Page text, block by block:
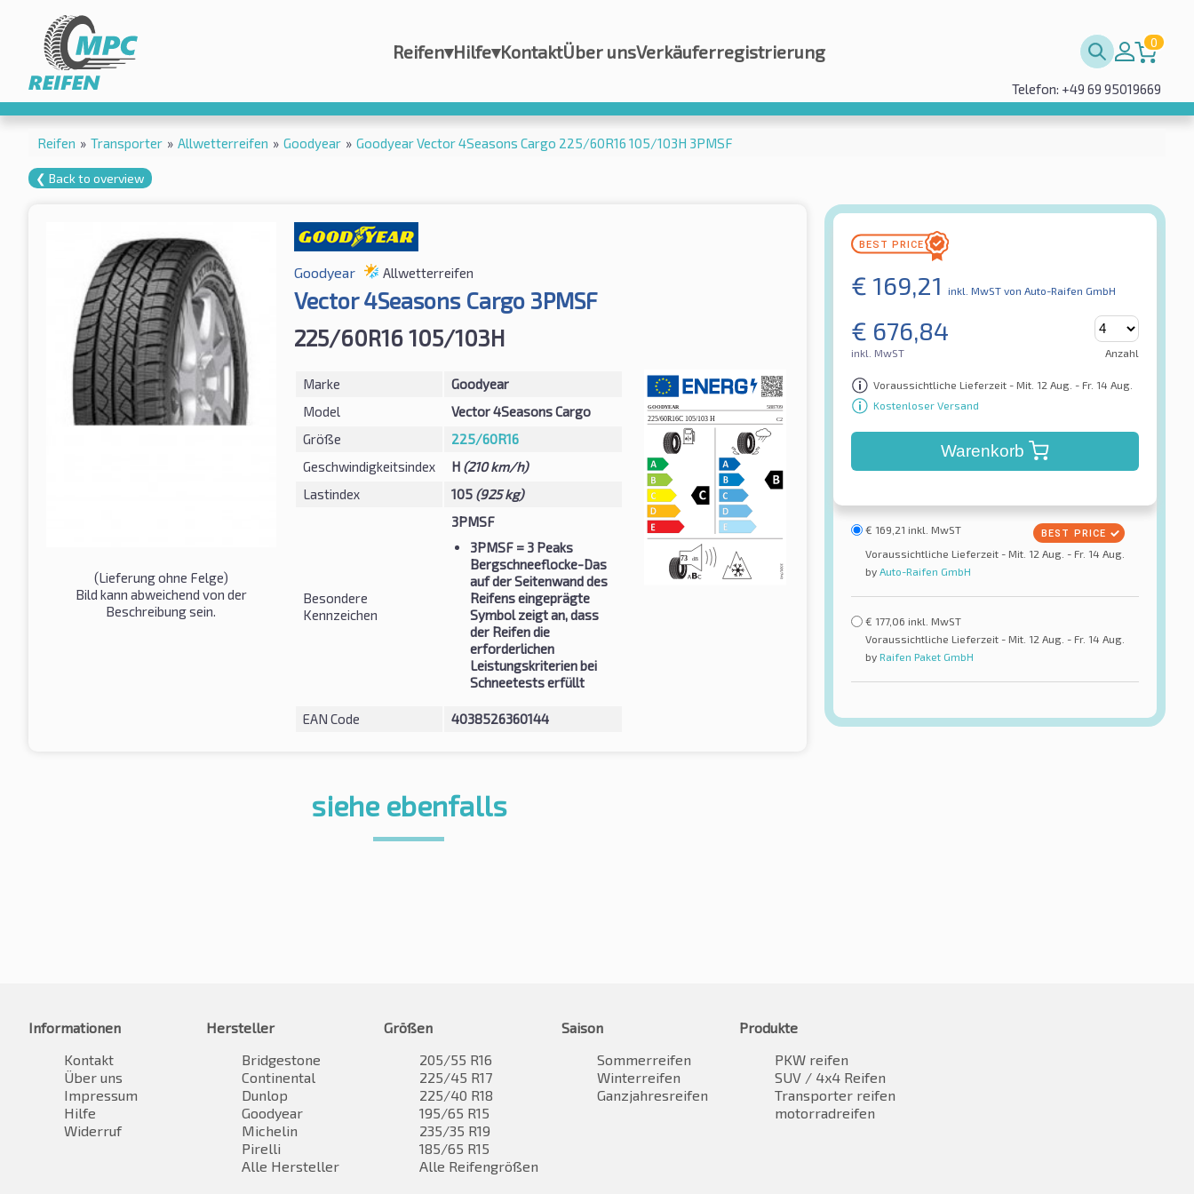
Reifen▾Hilfe▾KontaktÜber unsVerkäuferregistrierung 0
Telefon: +49 69 95019669
Reifen » Transporter » Allwetterreifen » Goodyear » Goodyear Vector 4Seasons Cargo 225/60R16 105/103H 3PMSF
❮ Back to overview
(Lieferung ohne Felge)
Bild kann abweichend von der
Beschreibung sein.
Goodyear Allwetterreifen
Vector 4Seasons Cargo 3PMSF
225/60R16 105/103H
Marke
Goodyear
Model
Vector 4Seasons Cargo
Größe
225/60R16
Geschwindigkeitsindex
H (210 km/h)
Lastindex
105 (925 kg)
Besondere
Kennzeichen
3PMSF
3PMSF= 3 Peaks
Bergschneeflocke-Das
auf der Seitenwand des
Reifens eingeprägte
Symbol zeigt an, dass
der Reifen die
erforderlichen
Leistungskriterien bei
Schneetests erfüllt
EAN Code 4038526360144
€ 169,21 inkl. MwST von Auto-Raifen GmbH
€ 676,84
inkl. MwST Anzahl
Voraussichtliche Lieferzeit - Mit. 12 Aug. - Fr. 14 Aug.
Kostenloser Versand
Warenkorb
€ 169,21 inkl. MwST
Voraussichtliche Lieferzeit - Mit. 12 Aug. - Fr. 14 Aug.
by Auto-Raifen GmbH
€ 177,06 inkl. MwST
Voraussichtliche Lieferzeit - Mit. 12 Aug. - Fr. 14 Aug.
by Raifen Paket GmbH
siehe ebenfalls
Informationen
Kontakt
Über uns
Impressum
Hilfe
Widerruf
Hersteller
Bridgestone
Continental
Dunlop
Goodyear
Michelin
Pirelli
Alle Hersteller
Größen
205/55 R16
225/45 R17
225/40 R18
195/65 R15
235/35 R19
185/65 R15
Alle Reifengrößen
Saison
Sommerreifen
Winterreifen
Ganzjahresreifen
Produkte
PKW reifen
SUV / 4x4 Reifen
Transporter reifen
motorradreifen